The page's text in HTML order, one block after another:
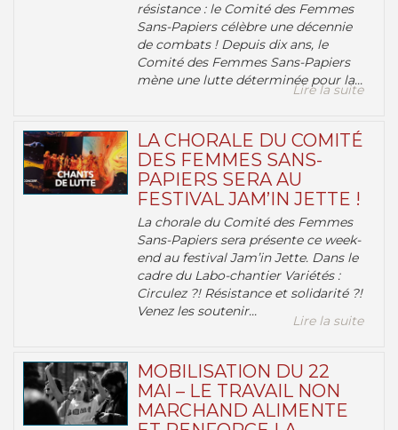
résistance : le Comité des Femmes
Sans-Papiers célèbre une décennie
de combats ! Depuis dix ans, le
Comité des Femmes Sans-Papiers
mène une lutte déterminée pour la...
Lire la suite
LA CHORALE DU COMITÉ
DES FEMMES SANS-
PAPIERS SERA AU
FESTIVAL JAM’IN JETTE !
La chorale du Comité des Femmes
Sans-Papiers sera présente ce week-
end au festival Jam’in Jette. Dans le
cadre du Labo-chantier Variétés :
Circulez ?! Résistance et solidarité ?!
Venez les soutenir...
Lire la suite
MOBILISATION DU 22
MAI – LE TRAVAIL NON
MARCHAND ALIMENTE